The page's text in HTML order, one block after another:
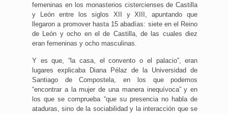
femeninas en los monasterios cistercienses de Castilla
y León entre los siglos XII y XIII, apuntando que
llegaron a promover hasta 15 abadías: siete en el Reino
de León y ocho en el de Castilla, de las cuales diez
eran femeninas y ocho masculinas.
Y es que, “la casa, el convento o el palacio”, eran
lugares explicaba Diana Pélaz de la Universidad de
Santiago de Compostela, en los que podemos
“encontrar a la mujer de una manera inequívoca” y en
los que se comprueba “que su presencia no habla de
ataduras, sino de la sociabilidad y la interacción que se